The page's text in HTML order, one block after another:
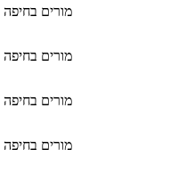
מורים
מורים בחיפה
מורים
מורים בחיפה